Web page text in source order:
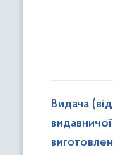
Видача